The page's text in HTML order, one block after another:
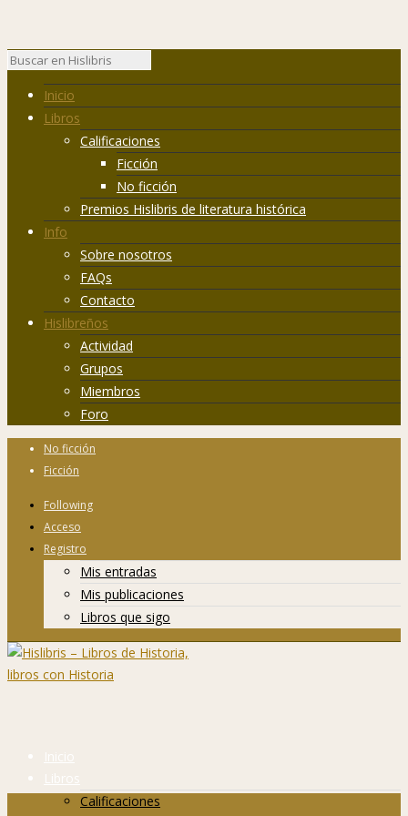
Inicio
Libros
Calificaciones
Ficción
No ficción
Premios Hislibris de literatura histórica
Info
Sobre nosotros
FAQs
Contacto
Hislibreños
Actividad
Grupos
Miembros
Foro
No ficción
Ficción
Following
Acceso
Registro
Mis entradas
Mis publicaciones
Libros que sigo
Inicio
Libros
Calificaciones